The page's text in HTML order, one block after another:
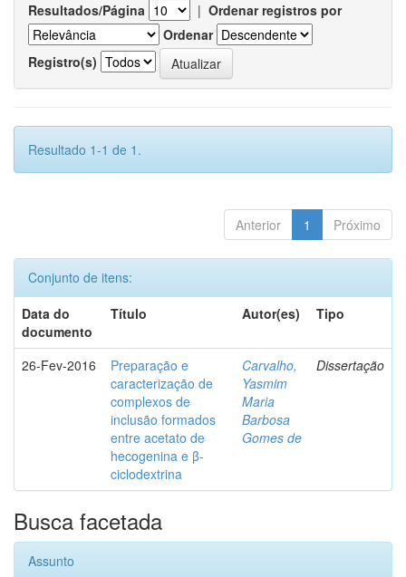
Resultados/Página | Ordenar registros por
Ordenar
Registro(s)
Resultado 1-1 de 1.
Anterior 1 Próximo
Conjunto de itens:
Data do
documento
Título Autor(es) Tipo
26-Fev-2016
Preparação e
caracterização de
complexos de
inclusão formados
entre acetato de
hecogenina e β-
ciclodextrina
Carvalho,
Yasmim
Maria
Barbosa
Gomes de
Dissertação
Busca facetada
Assunto